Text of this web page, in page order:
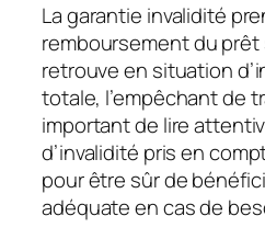
La garantie invalidité
remboursement du prêt
retrouve en situation
totale, l’empêchant de
important de lire
d’invalidité pris en
pour être sûr de
adéquate en cas de